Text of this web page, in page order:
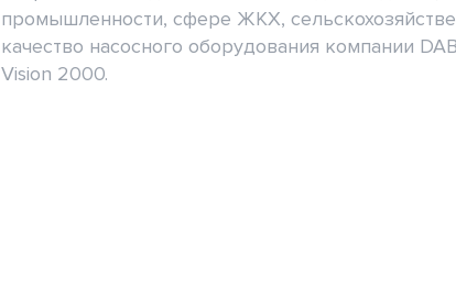
промышленности, сфере ЖКХ,
качество насосного оборудования компании
Vision 2000.